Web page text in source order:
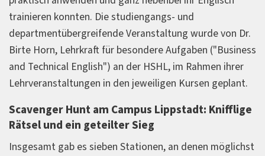
trainieren konnten. Die studiengangs- und
departmentübergreifende Veranstaltung wurde von Dr.
Birte Horn, Lehrkraft für besondere Aufgaben ("Business
and Technical English") an der HSHL, im Rahmen ihrer
Lehrveranstaltungen in den jeweiligen Kursen geplant.
Scavenger Hunt am Campus Lippstadt: Knifflige
Rätsel und ein geteilter Sieg
Insgesamt gab es sieben Stationen, an denen möglichst